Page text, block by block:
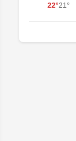
22°21°